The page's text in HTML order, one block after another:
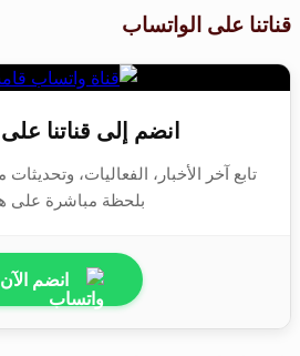
قناتنا على الواتساب
انضم إلى قناتنا
تابع آخر الأخبار، الفعاليات،
بلحظة مباشرة على
انضم الآن